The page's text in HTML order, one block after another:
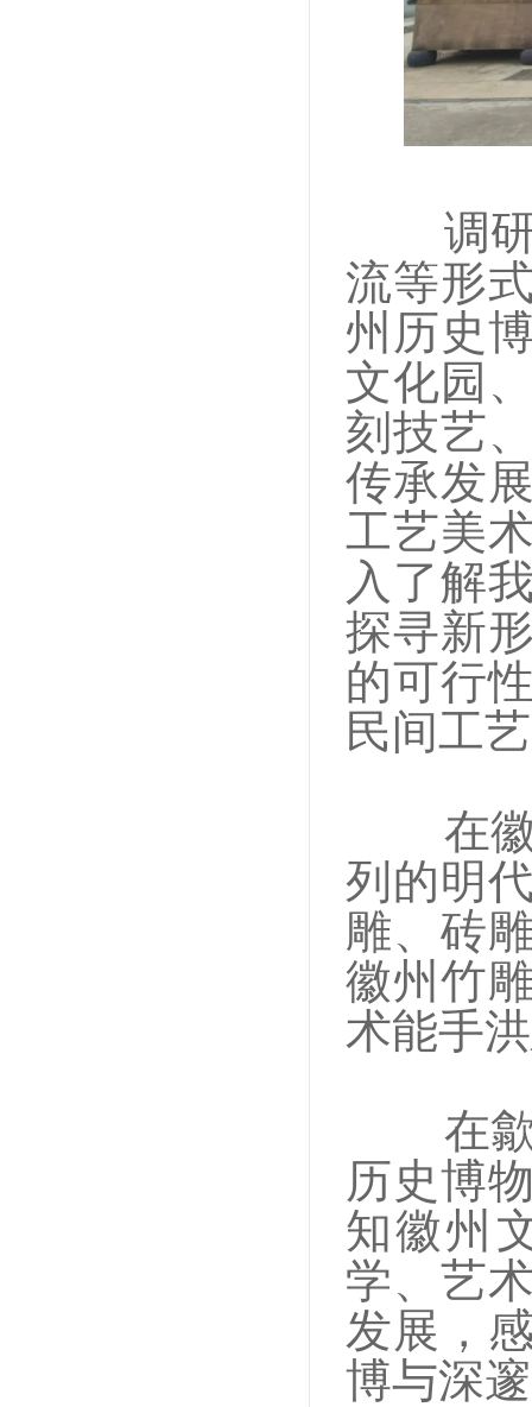
调
流等形
州历史
文化园
刻技艺
传承发
工艺美
入了解
探寻新
的可行
民间工
在
列的明
雕、砖
徽州竹
术能手
在
历史博
知徽州
学、艺
发展，
博与深